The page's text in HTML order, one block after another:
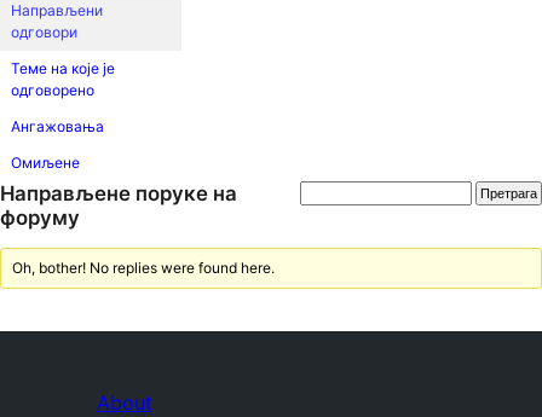
Направљени
одговори
Теме на које је
одговорено
Ангажовања
Омиљене
Направљене поруке на
форуму
Oh, bother! No replies were found here.
About